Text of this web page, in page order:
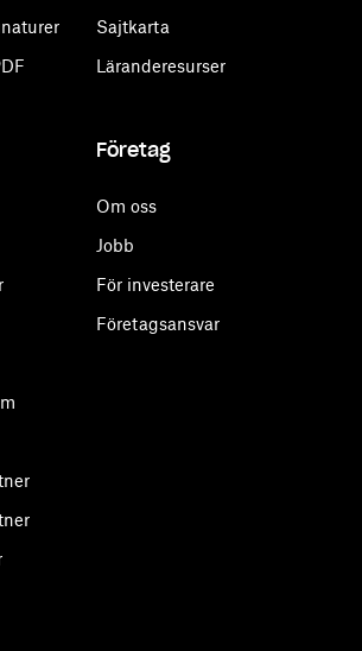
Sajtkarta
Läranderesurser
Företag
Om oss
Jobb
För investerare
Företagsansvar